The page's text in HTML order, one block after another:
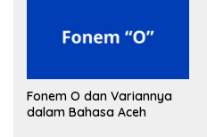
Fonem O dan Variannya
dalam Bahasa Aceh